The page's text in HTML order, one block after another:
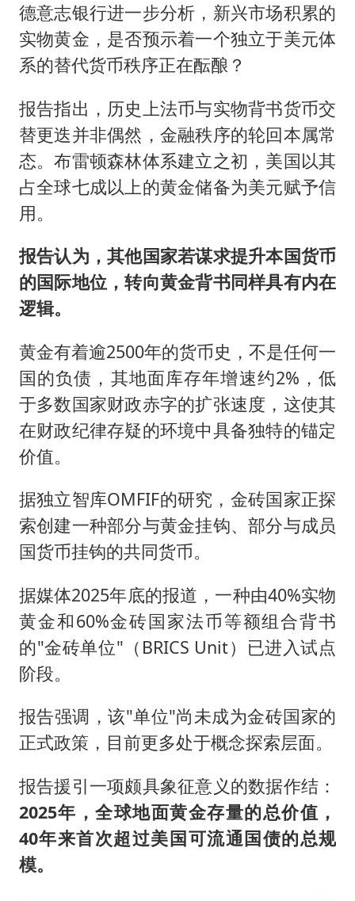
德意志银行进一步分析，新兴市场积累的
实物黄金，是否预示着一个独立于美元体
系的替代货币秩序正在酝酿？
报告指出，历史上法币与实物背书货币交
替更迭并非偶然，金融秩序的轮回本属常
态。布雷顿森林体系建立之初，美国以其
占全球七成以上的黄金储备为美元赋予信
用。
报告认为，其他国家若谋求提升本国货币
的国际地位，转向黄金背书同样具有内在
逻辑。
黄金有着逾2500年的货币史，不是任何一
国的负债，其地面库存年增速约2%，低
于多数国家财政赤字的扩张速度，这使其
在财政纪律存疑的环境中具备独特的锚定
价值。
据独立智库OMFIF的研究，金砖国家正探
索创建一种部分与黄金挂钩、部分与成员
国货币挂钩的共同货币。
据媒体2025年底的报道，一种由40%实物
黄金和60%金砖国家法币等额组合背书
的"金砖单位"（BRICS Unit）已进入试点
阶段。
报告强调，该"单位"尚未成为金砖国家的
正式政策，目前更多处于概念探索层面。
报告援引一项颇具象征意义的数据作结：
2025年，全球地面黄金存量的总价值，
40年来首次超过美国可流通国债的总规
模。